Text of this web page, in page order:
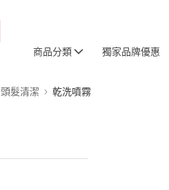
商品分類 獨家品牌優惠
頭髮清潔 乾洗噴霧